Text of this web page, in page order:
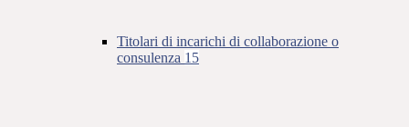
Titolari di incarichi di collaborazione o
consulenza 15